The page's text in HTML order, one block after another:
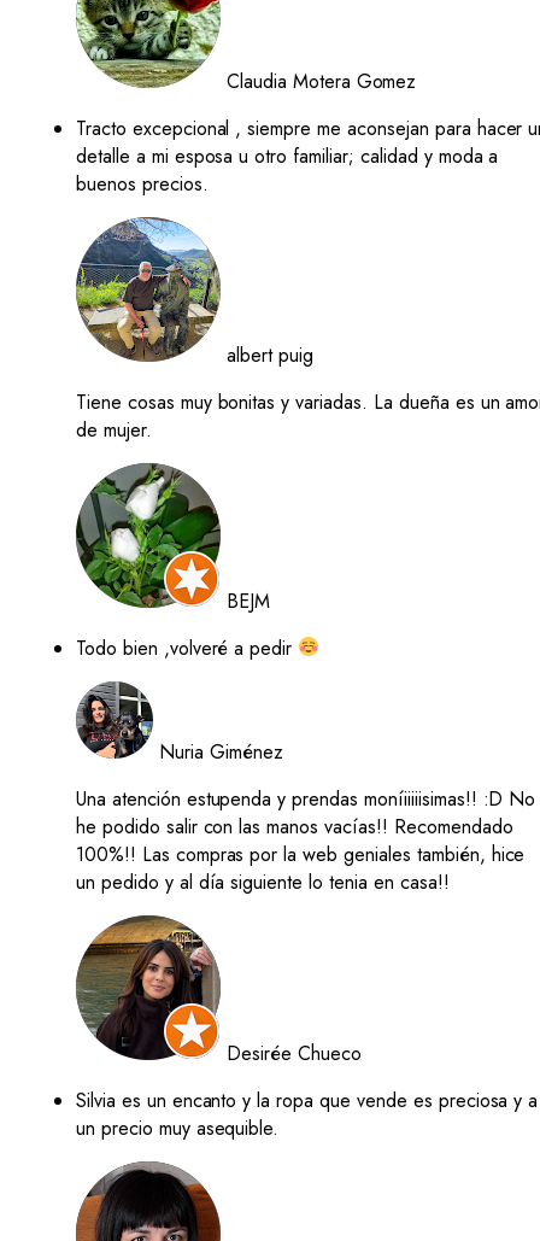
Claudia Motera Gomez
Tracto excepcional , siempre me aconsejan para hacer
detalle a mi esposa u otro familiar; calidad y moda a
buenos precios.
albert puig
Tiene cosas muy bonitas y variadas. La dueña es un
de mujer.
BEJM
Todo bien ,volveré a pedir
Nuria Giménez
Una atención estupenda y prendas moníiiiiisimas!! :D No
he podido salir con las manos vacías!! Recomendado
100%!! Las compras por la web geniales también, hice
un pedido y al día siguiente lo tenia en casa!!
Desirée Chueco
Silvia es un encanto y la ropa que vende es preciosa y a
un precio muy asequible.